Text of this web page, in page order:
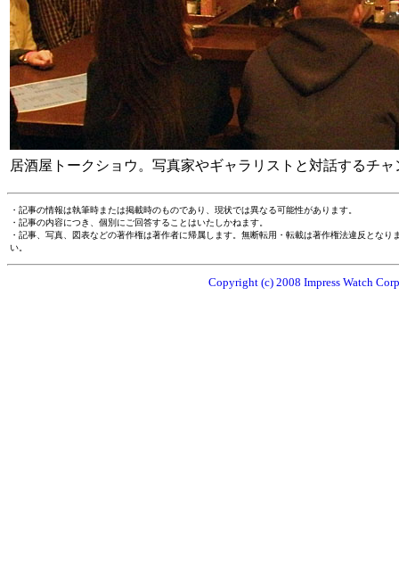
居酒屋トークショウ。写真家やギャラリストと対話するチ
・記事の情報は執筆時または掲載時のものであり、現状では異なる可能性があります。
・記事の内容につき、個別にご回答することはいたしかねます。
・記事、写真、図表などの著作権は著作者に帰属します。無断転用・転載は著作権法違反とな
い。
Copyright (c) 2008 Impress Watch